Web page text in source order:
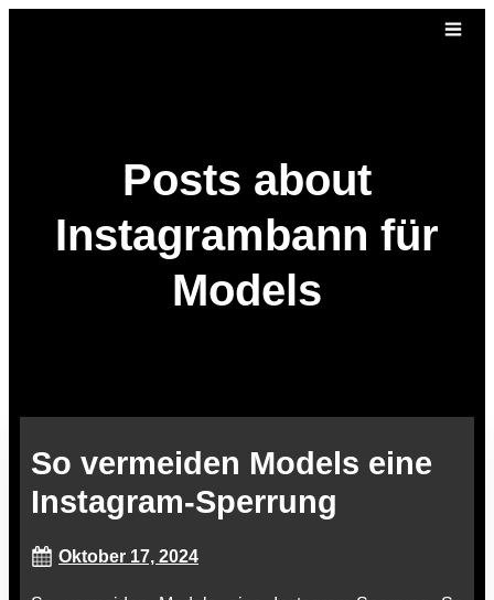
Posts about
Instagrambann für
Models
So vermeiden Models eine
Instagram-Sperrung
Oktober 17, 2024